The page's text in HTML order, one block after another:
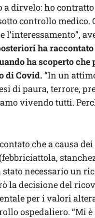
a dirvelo: ho
controllo medico.
l’interessamento”,
ha
ha scoperto che
di Covid. “In un
di paura, terrore,
vivendo tutti.
che a causa
stato necessario un
la decisione del
per i valori
ospedaliero. “Mi è